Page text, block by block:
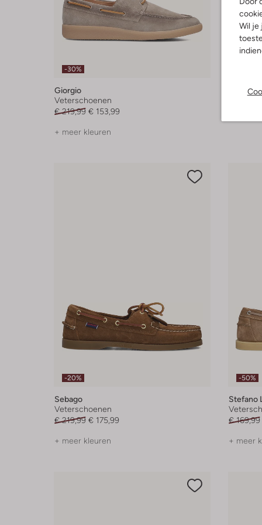
Wil je
-30%
Giorgio
Veterschoenen
€ 219,99 € 153,99
+ meer kleuren
Greve
-20%
Sebago
Veterschoenen
€ 219,99 € 175,99
+ meer kleuren
-50%
Stefano
€ 169,99
+ meer